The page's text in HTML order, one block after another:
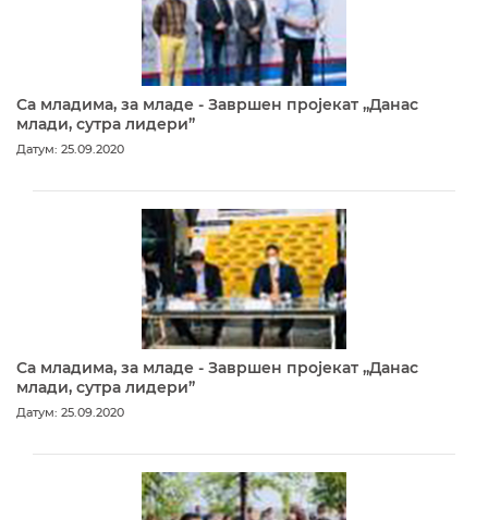
Са младима, за младе - Завршен пројекат „Данас
млади, сутра лидери”
Датум: 25.09.2020
Са младима, за младе - Завршен пројекат „Данас
млади, сутра лидери”
Датум: 25.09.2020